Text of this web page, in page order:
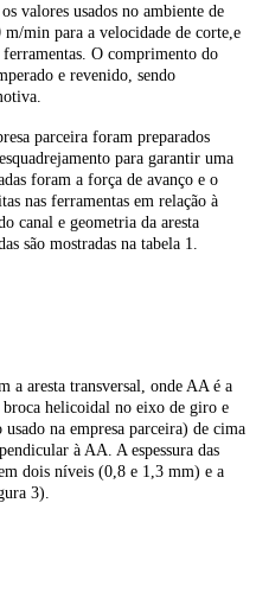
valores usados no ambiente de
min para a velocidade de corte,e
O comprimento do
e revenido, sendo
parceira foram preparados
para garantir uma
foram a força de avanço e o
nas ferramentas em relação à
canal e geometria da aresta
são mostradas na tabela 1.
a aresta transversal, onde AA é a
broca helicoidal no eixo de giro e
na empresa parceira) de cima
à AA. A espessura das
dois níveis (0,8 e 1,3 mm) e a
3).